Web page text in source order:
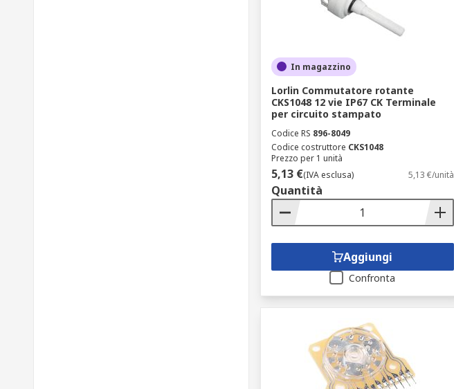
In magazzino
Lorlin Commutatore rotante
CKS1048 12 vie IP67 CK Terminale
per circuito stampato
Codice RS 896-8049
Codice costruttore CKS1048
Prezzo per 1 unità
5,13 €(IVA esclusa) 5,13 €/unità
Quantità
Aggiungi
Confronta